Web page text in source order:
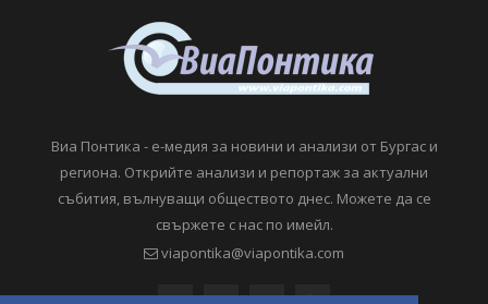
Виа Понтика - е-медия за новини и анализи от Бургас и
региона. Открийте анализи и репортаж за актуални
събития, вълнуващи обществото днес. Можете да се
свържете с нас по имейл.
viapontika@viapontika.com